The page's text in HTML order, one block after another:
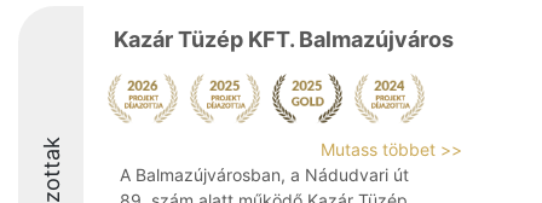
Kazár Tüzép KFT. Balmazújváros
Mutass többet >>
A Balmazújvárosban, a Nádudvari út